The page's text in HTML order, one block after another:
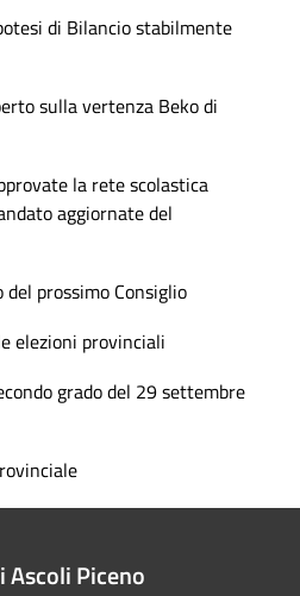
di Bilancio stabilmente
sulla vertenza Beko di
la rete scolastica
aggiornate del
prossimo Consiglio
elezioni provinciali
grado del 29 settembre
Ascoli Piceno